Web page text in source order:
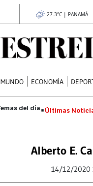
27.3°C | PANAMÁ
MUNDO ECONOMÍA
Últimas
Alberto E.
14/12/2020